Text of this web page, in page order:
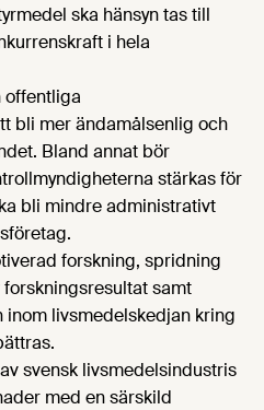
ska hänsyn tas till
i hela
offentliga
bli mer ändamålsenlig och
Bland annat bör
stärkas för
bli mindre administrativt
forskning, spridning
samt
livsmedelskedjan kring
svensk livsmedelsindustris
med en särskild